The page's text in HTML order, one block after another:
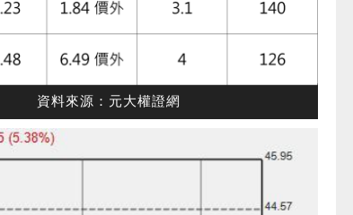
：元大權證網